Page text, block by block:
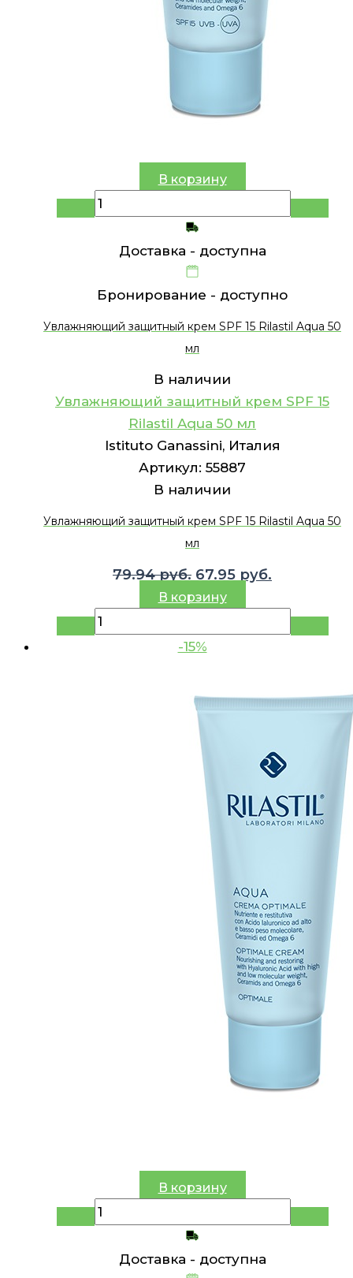
В корзину
Доставка - доступна
Бронирование - доступно
Увлажняющий защитный крем SPF 15 Rilastil Aqua 50
мл
В наличии
Увлажняющий защитный крем SPF 15
Rilastil Aqua 50 мл
Istituto Ganassini, Италия
Артикул: 55887
В наличии
Увлажняющий защитный крем SPF 15 Rilastil Aqua 50
мл
79.94руб. Первоначальная
цена
79.94 руб..
67.95 руб.
67.95 руб..
В корзину
-15%
В корзину
Доставка - доступна